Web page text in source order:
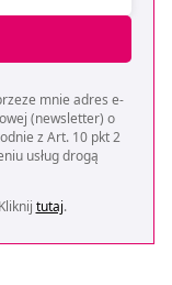
mnie adres e-
(newsletter) o
z Art. 10 pkt 2
usług drogą
tutaj.